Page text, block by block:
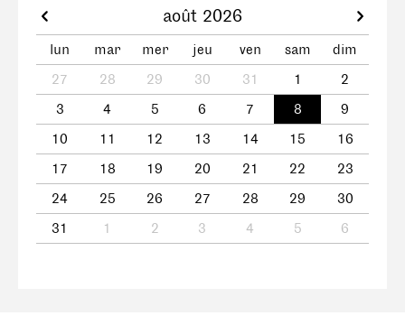
août 2026
lun mar mer jeu ven sam
dim
27
28 29 30 31 1
2
3
4 5 6 7 8
9
10
11 12 13 14 15
16
17
18 19 20 21 22
23
24
25 26 27 28 29
30
31
1 2 3 4 5 6